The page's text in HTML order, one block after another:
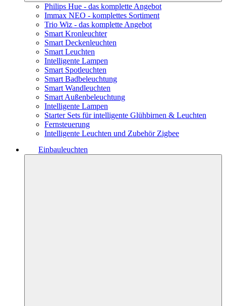
Philips Hue - das komplette Angebot
Immax NEO - komplettes Sortiment
Trio Wiz - das komplette Angebot
Smart Kronleuchter
Smart Deckenleuchten
Smart Leuchten
Intelligente Lampen
Smart Spotleuchten
Smart Badbeleuchtung
Smart Wandleuchten
Smart Außenbeleuchtung
Intelligente Lampen
Starter Sets für intelligente Glühbirnen & Leuchten
Fernsteuerung
Intelligente Leuchten und Zubehör Zigbee
Einbauleuchten